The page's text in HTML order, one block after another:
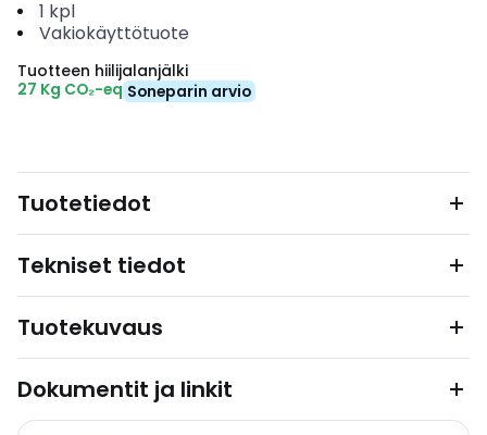
1 kpl
Vakiokäyttötuote
Tuotteen hiilijalanjälki
27 Kg CO₂-eq Soneparin arvio
Tuotetiedot
Tekniset tiedot
Tuotekuvaus
Dokumentit ja linkit